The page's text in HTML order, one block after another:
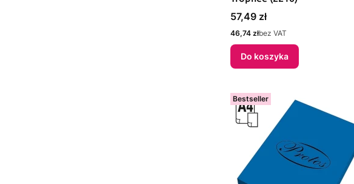
Cena
57,49 zł
Cena
46,74 złbez VAT
Do koszyka
Bestseller